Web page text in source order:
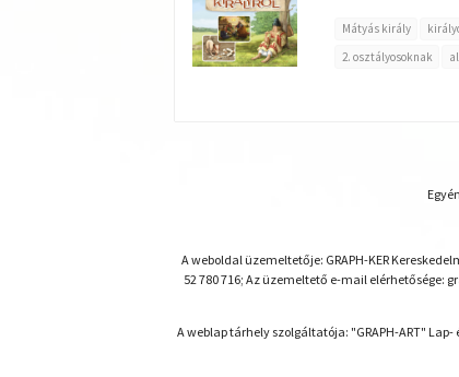
Mátyás király
2. osztályosoknak
A weboldal üzemeltetője: GRAPH-KER
52 780 716; Az üzemeltető e-mail elérhetősége:
A weblap tárhely szolgáltatója: "GRAPH-ART"